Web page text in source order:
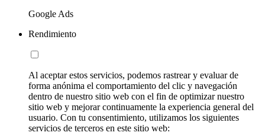
Google Ads
Rendimiento
Al aceptar estos servicios, podemos rastrear y evaluar de
forma anónima el comportamiento del clic y navegación
dentro de nuestro sitio web con el fin de optimizar nuestro
sitio web y mejorar continuamente la experiencia general del
usuario. Con tu consentimiento, utilizamos los siguientes
servicios de terceros en este sitio web: